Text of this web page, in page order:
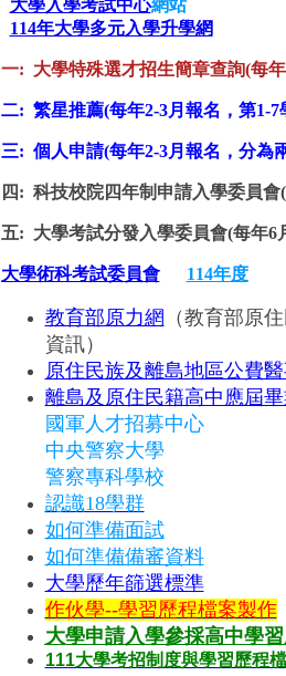
大學入學考試中心網站
114年大學多元入學升學網
一: 大學特殊選才招生簡章查詢(每
二: 繁星推薦(每年2-3月報名 ，第1-
三: 個人申請(每年2-3月報名，
四: 科技校院四年制申請入學委員
五: 大學考試分發入學委員會(每年
大學術科考試委員會 114年度
教育部原力網 （教育部原
資訊）
原住民族及離島地區公費
離島及原住民籍高中應屆
國軍人才招募中心
中央警察大學
警察專科學校
認識18學群
如何準備面試
如何準備備審資料
大學歷年篩選標準
作伙學--學習歷程檔案製作
大學申請入學參採高中學
111大學考招制度與學習歷程